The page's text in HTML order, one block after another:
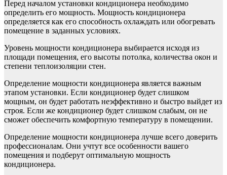
Перед началом установки кондиционера необходимо
определить его мощность. Мощность кондиционера
определяется как его способность охлаждать или обогревать
помещение в заданных условиях.
Уровень мощности кондиционера выбирается исходя из
площади помещения, его высоты потолка, количества окон и
степени теплоизоляции стен.
Определение мощности кондиционера является важным
этапом установки. Если кондиционер будет слишком
мощным, он будет работать неэффективно и быстро выйдет из
строя. Если же кондиционер будет слишком слабым, он не
сможет обеспечить комфортную температуру в помещении.
Определение мощности кондиционера лучше всего доверить
профессионалам. Они учтут все особенности вашего
помещения и подберут оптимальную мощность
кондиционера.